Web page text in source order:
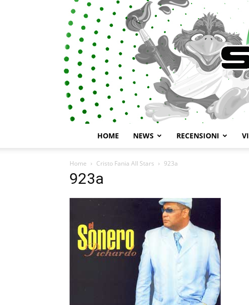
HOME NEWS RECENSIONI
Home Cristo Fania All Stars 923a
923a